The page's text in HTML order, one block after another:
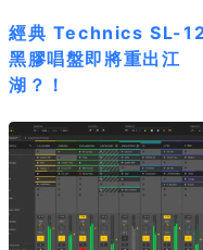
經典 Technics SL-
黑膠唱盤即將重出江
湖？！